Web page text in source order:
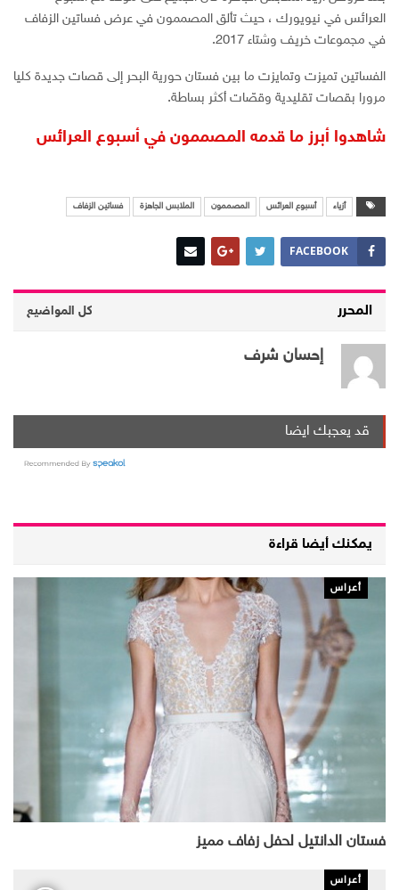
العرائس في نيويورك ، حيث تألق المصممون في عرض فساتين الزفاف
في مجموعات خريف وشتاء 2017.
الفساتين تميزت وتمايزت ما بين فستان حورية البحر إلى قصات جديدة كليا
مرورا بقصات تقليدية وقصّات أكثر بساطة.
شاهدوا أبرز ما قدمه المصممون في أسبوع العرائس
أزياء أسبوع العرائس المصممون الملابس الجاهزة فساتين الزفاف
FACEBOOK
المحرر كل المواضيع
إحسان شرف
قد يعجبك ايضا
يمكنك أيضا قراءة
أعراس
فستان الدانتيل لحفل زفاف مميز
أعراس